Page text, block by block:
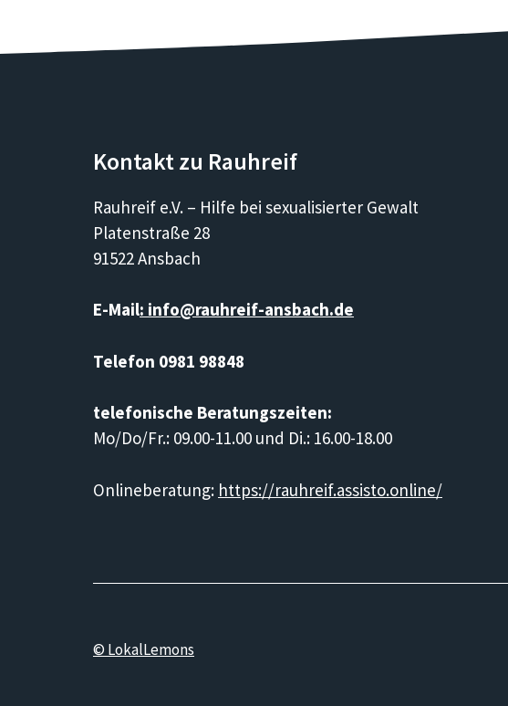
Kontakt zu Rauhreif
Rauhreif e.V. – Hilfe bei sexualisierter Gewalt
Platenstraße 28
91522 Ansbach
E-Mail: info@rauhreif-ansbach.de
Telefon 0981 98848
telefonische Beratungszeiten:
Mo/Do/Fr.: 09.00-11.00 und Di.: 16.00-18.00
Onlineberatung: https://rauhreif.assisto.online/
© LokalLemons